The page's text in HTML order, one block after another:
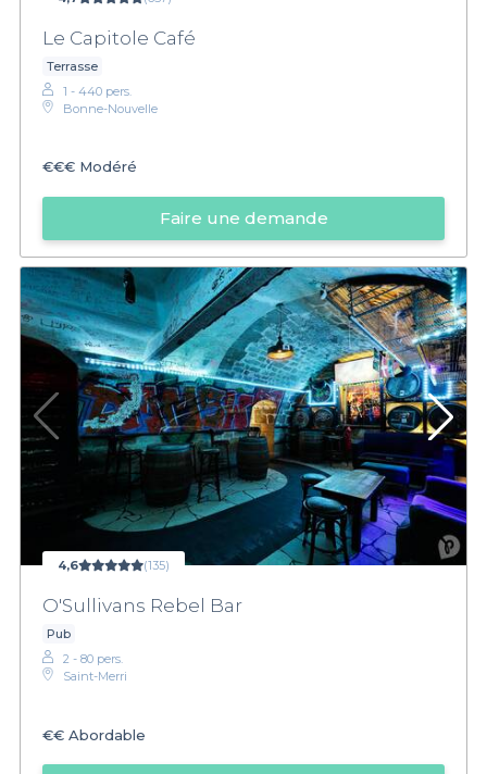
Le Capitole Café
Terrasse
1 - 440 pers.
Bonne-Nouvelle
€€€ Modéré
Faire une demande
4,6 (135)
O'Sullivans Rebel Bar
Pub
2 - 80 pers.
Saint-Merri
€€ Abordable